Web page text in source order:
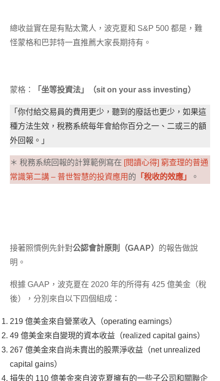
總收益實在是有點太驚人，波克夏和 S&P 500 都是，難
怪蒙格和巴菲特一直推薦大家長期持有。
蒙格： 「坐等投資法」（sit on your ass investing）
「你付給交易員的費用更少，聽到的廢話也更少，如果這
種方法生效，稅務系統每年會給你百分之一、二或三的額
外回報。」
＊ 稅務系統回報的計算範例寫在 [閱讀心得] 窮查理的普通
常識第二講 – 普世智慧的投資應用的 「稅收的效應」 。
接著照慣例先針對公認會計原則（GAAP） 的報告做說
明。
根據 GAAP，波克夏在 2020 年的所得有 425 億美金（稅
後），分別來自以下四個組成：
219 億美金來自營業收入（operating earnings）
49 億美金來自變現的資本收益（realized capital gains）
267 億美金來自尚未賣出的股票淨收益（net unrealized
capital gains）
損失的 110 億美金來自波克夏擁有的一些子公司和關聯企